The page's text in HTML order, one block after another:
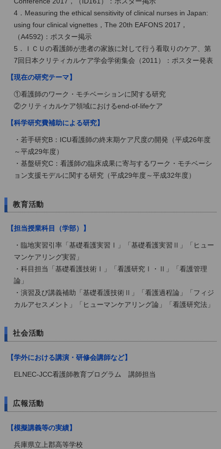
4．Measuring the ethical sensitivity of clinical nurses in Japan:
using four clinical vignettes，The 20th EAFONS 2017，
（A4592)：ポスター掲示
5．ＩＣＵの看護師が患者の家族に対して行う看取りのケア、第
7回日本クリティカルケア学会学術集会（2011）：ポスター発表
【現在の研究テーマ】
①看護師のワーク・モチベーションに関する研究
②クリティカルケア領域におけるend-of-lifeケア
【科学研究費補助による研究】
・若手研究B：ICU看護師の終末期ケア尺度の開発（平成26年度
～平成29年度）
・基盤研究C：看護師の臨床成果に寄与するワーク・モチベーシ
ョン支援モデルに関する研究（平成29年度～平成32年度）
教育活動
【担当授業科目（学部）】
・臨地実習引率「基礎看護実習Ⅰ」「基礎看護実習Ⅱ」「ヒュー
マンケアリング実習」
・科目担当「基礎看護技術Ⅰ」「看護研究Ⅰ・Ⅱ」「看護管理
論」
・演習及び講義補助「基礎看護技術Ⅱ」「看護過程論」「フィジ
カルアセスメント」「ヒューマンケアリング論」「看護研究法」
社会活動
【学外における講演・研修会講師など】
ELNEC-JCC看護師教育プログラム 講師担当
広報活動
【模擬講義等の実績】
兵庫県立上郡高等学校